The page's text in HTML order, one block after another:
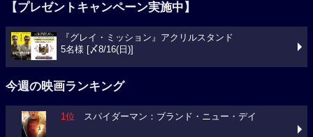
【プレゼントキャンペーン実施中】
『グレイ・ミッション』アクリルスタンド
5名様 [〆8/16(日)]
今週の映画ランキング
1位 スパイダーマン：ブランド・ニュー・デイ